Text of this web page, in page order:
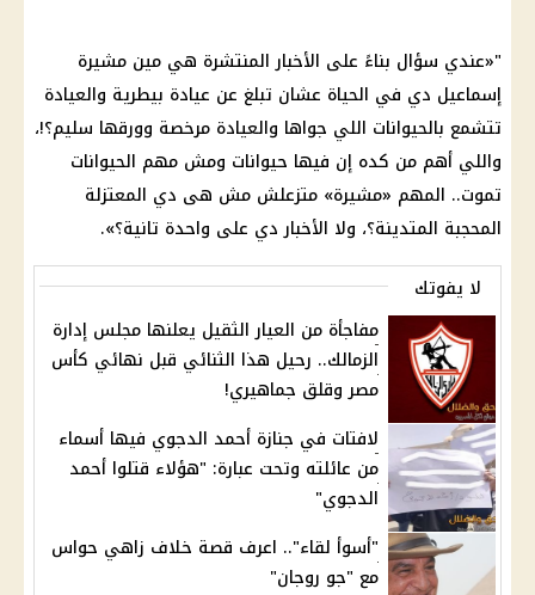
"«عندي سؤال بناءً على الأخبارالمنتشرة هي مين مشيرة
إسماعيل دي في الحياة عشان تبلغ عن عيادة بيطرية والعيادة
تتشمع بالحيوانات اللي جواها والعيادة مرخصة وورقها سليم؟!،
واللي أهم من كده إن فيها حيوانات ومش مهم الحيوانات
تموت.. المهم «مشيرة» متزعلش مش هى دي المعتزلة
المحجبة المتدينة؟، ولا الأخباردي على واحدة تانية؟».
لا يفوتك
مفاجأة من العيار الثقيل يعلنها مجلس إدارة
الزمالك.. رحيل هذا الثنائي قبل نهائي كأس
مصر وقلق جماهيري!
لافتات في جنازة أحمد الدجوي فيها أسماء
من عائلته وتحت عبارة: "هؤلاء قتلوا أحمد
الدجوي"
"أسوأ لقاء".. اعرف قصة خلاف زاهي حواس
مع "جو روجان"